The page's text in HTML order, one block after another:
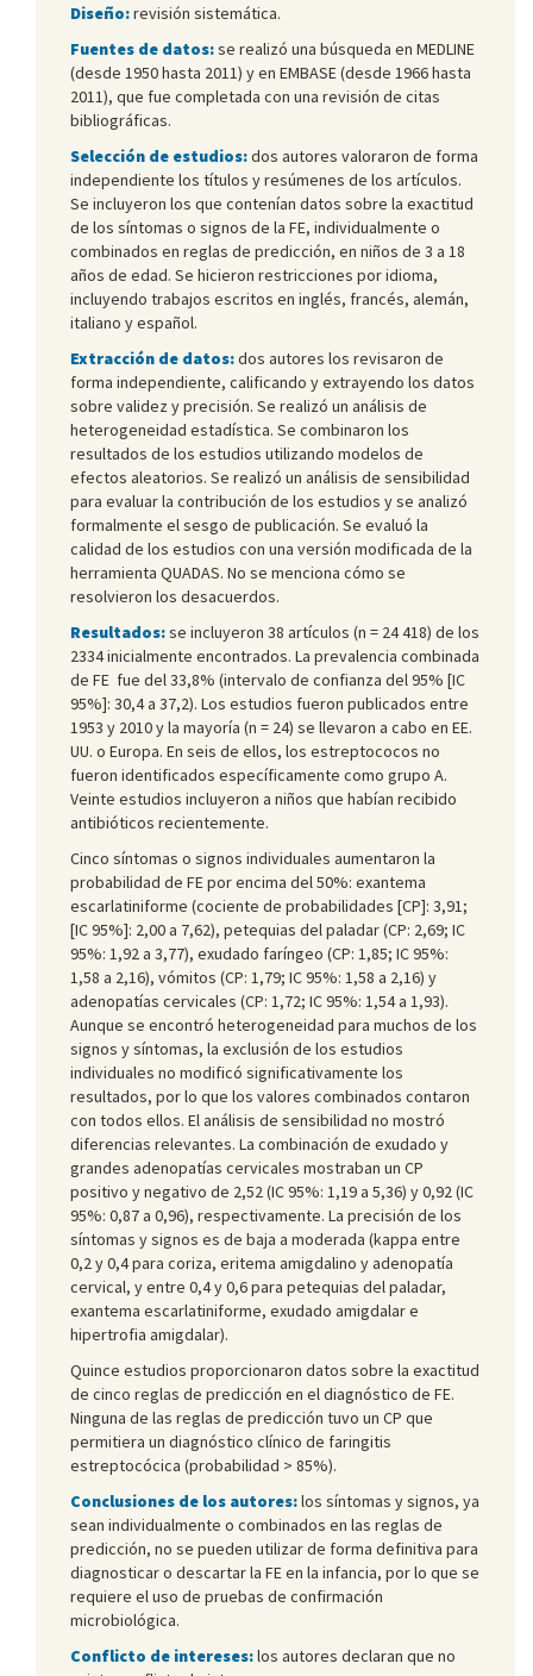
Diseño:revisión sistemática.
Fuentes de datos:se realizó una búsqueda en MEDLINE
(desde 1950 hasta 2011) y en EMBASE (desde 1966 hasta
2011), que fue completada con una revisión de citas
bibliográficas.
Selección de estudios:dos autores valoraron de forma
independiente los títulos y resúmenes de los artículos.
Se incluyeron los que contenían datos sobre la exactitud
de los síntomas o signos de la FE, individualmente o
combinados en reglas de predicción, en niños de 3 a 18
años de edad. Se hicieron restricciones por idioma,
incluyendo trabajos escritos en inglés, francés, alemán,
italiano y español.
Extracción de datos:dos autores los revisaron de
forma independiente, calificando y extrayendo los datos
sobre validez y precisión. Se realizó un análisis de
heterogeneidad estadística. Se combinaron los
resultados de los estudios utilizando modelos de
efectos aleatorios. Se realizó un análisis de sensibilidad
para evaluar la contribución de los estudios y se analizó
formalmente el sesgo de publicación. Se evaluó la
calidad de los estudios con una versión modificada de la
herramienta QUADAS. No se menciona cómo se
resolvieron los desacuerdos.
Resultados:se incluyeron 38 artículos (n = 24 418) de los
2334 inicialmente encontrados. La prevalencia combinada
de FE fue del 33,8% (intervalo de confianza del 95% [IC
95%]: 30,4 a 37,2). Los estudios fueron publicados entre
1953 y 2010 y la mayoría (n = 24) se llevaron a cabo en EE.
UU. o Europa. En seis de ellos, los estreptococos no
fueron identificados específicamente como grupo A.
Veinte estudios incluyeron a niños que habían recibido
antibióticos recientemente.
Cinco síntomas o signos individuales aumentaron la
probabilidad de FE por encima del 50%: exantema
escarlatiniforme (cociente de probabilidades [CP]: 3,91;
[IC 95%]: 2,00 a 7,62), petequias del paladar (CP: 2,69; IC
95%: 1,92 a 3,77), exudado faríngeo (CP: 1,85; IC 95%:
1,58 a 2,16), vómitos (CP: 1,79; IC 95%: 1,58 a 2,16) y
adenopatías cervicales (CP: 1,72; IC 95%: 1,54 a 1,93).
Aunque se encontró heterogeneidad para muchos de los
signos y síntomas, la exclusión de los estudios
individuales no modificó significativamente los
resultados, por lo que los valores combinados contaron
con todos ellos. El análisis de sensibilidad no mostró
diferencias relevantes. La combinación de exudado y
grandes adenopatías cervicales mostraban un CP
positivo y negativo de 2,52 (IC 95%: 1,19 a 5,36) y 0,92 (IC
95%: 0,87 a 0,96), respectivamente. La precisión de los
síntomas y signos es de baja a moderada (kappa entre
0,2 y 0,4 para coriza, eritema amigdalino y adenopatía
cervical, y entre 0,4 y 0,6 para petequias del paladar,
exantema escarlatiniforme, exudado amigdalar e
hipertrofia amigdalar).
Quince estudios proporcionaron datos sobre la exactitud
de cinco reglas de predicción en el diagnóstico de FE.
Ninguna de las reglas de predicción tuvo un CP que
permitiera un diagnóstico clínico de faringitis
estreptocócica (probabilidad > 85%).
Conclusiones de los autores:los síntomas y signos, ya
sean individualmente o combinados en las reglas de
predicción, no se pueden utilizar de forma definitiva para
diagnosticar o descartar la FE en la infancia, por lo que se
requiere el uso de pruebas de confirmación
microbiológica.
Conflicto de intereses:los autores declaran que no